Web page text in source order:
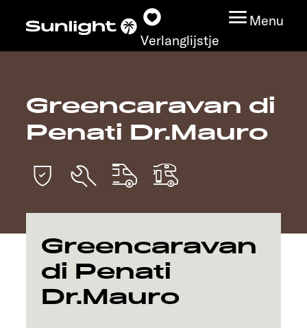
Verlanglijstje
Menu
Modeloverzicht
Vind jouw Sunlight
Ontdek
Service
Greencaravan di
Penati Dr.Mauro
Greencaravan
di Penati
Dr.Mauro